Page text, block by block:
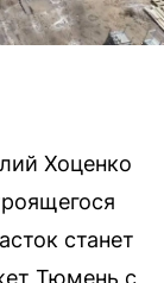
Хоценко
станет
Тюмень с